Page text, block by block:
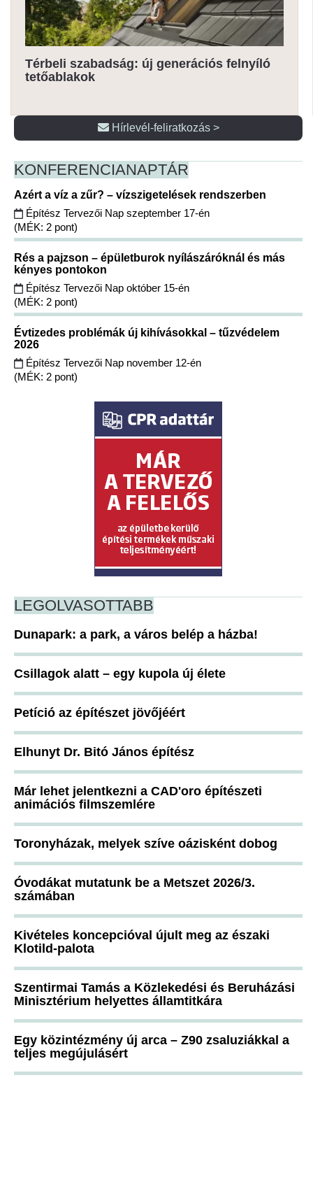
Térbeli szabadság: új generációs felnyíló
tetőablakok
Hírlevél-feliratkozás >
KONFERENCIANAPTÁR
Azért a víz a zűr? – vízszigetelések rendszerben
Építész Tervezői Nap szeptember 17-én
(MÉK: 2 pont)
Rés a pajzson – épületburok nyílászáróknál és más
kényes pontokon
Építész Tervezői Nap október 15-én
(MÉK: 2 pont)
Évtizedes problémák új kihívásokkal – tűzvédelem
2026
Építész Tervezői Nap november 12-én
(MÉK: 2 pont)
LEGOLVASOTTABB
Dunapark: a park, a város belép a házba!
Csillagok alatt – egy kupola új élete
Petíció az építészet jövőjéért
Elhunyt Dr. Bitó János építész
Már lehet jelentkezni a CAD'oro építészeti
animációs filmszemlére
Toronyházak, melyek szíve oázisként dobog
Óvodákat mutatunk be a Metszet 2026/3.
számában
Kivételes koncepcióval újult meg az északi
Klotild-palota
Szentirmai Tamás a Közlekedési és Beruházási
Minisztérium helyettes államtitkára
Egy közintézmény új arca – Z90 zsaluziákkal a
teljes megújulásért